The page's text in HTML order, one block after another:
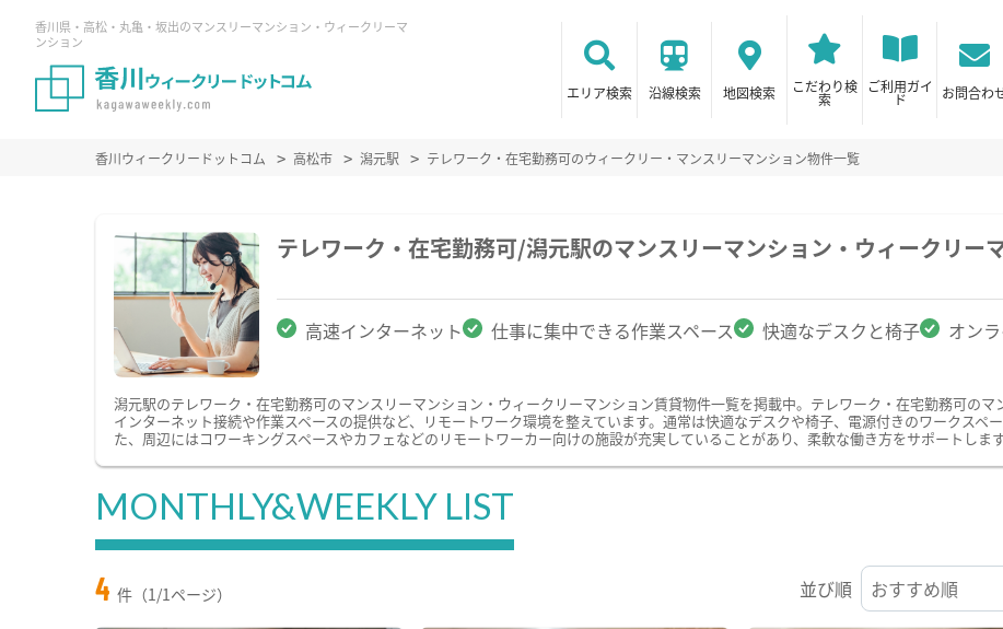
香川県・高松・丸亀・坂出のマンスリーマンション・ウィークリーマ
ンション
エリア検索 沿線検索 地図検索 こだわり検
索
ご利用ガイ
ド お問合わ
香川ウィークリードットコム 高松市 潟元駅 テレワーク・在宅勤務可のウィークリー・マンスリーマンション物件一覧
テレワーク・在宅勤務可/潟元駅のマンスリーマンション・ウィークリー
高速インターネット 仕事に集中できる作業スペース 快適なデスクと椅子 オン
潟元駅のテレワーク・在宅勤務可のマンスリーマンション・ウィークリーマンション賃貸物件一覧を掲載中。テレワーク・在宅勤務可の
インターネット接続や作業スペースの提供など、リモートワーク環境を整えています。通常は快適なデスクや椅子、電源付きのワークスペ
た、周辺にはコワーキングスペースやカフェなどのリモートワーカー向けの施設が充実していることがあり、柔軟な働き方をサポートします
MONTHLY&WEEKLY LIST
4 件（1/1ページ） 並び順